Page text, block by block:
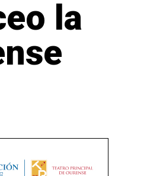
la